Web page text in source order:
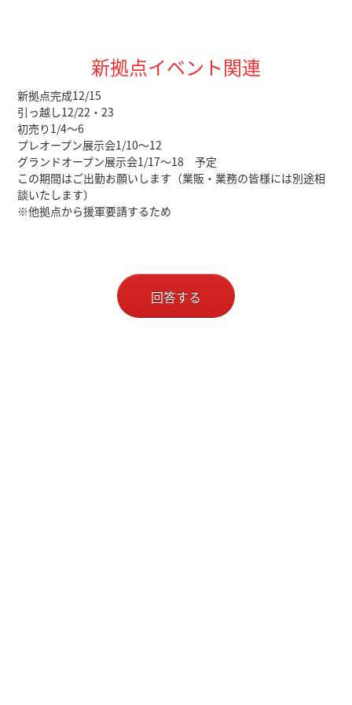
新拠点イベント関連
新拠点完成12/15
引っ越し12/22・23
初売り1/4～6
プレオープン展示会1/10～12
グランドオープン展示会1/17～18 予定
この期間はご出勤お願いします（業販・業務の皆様には別途相
談いたします）
※他拠点から援軍要請するため
回答する